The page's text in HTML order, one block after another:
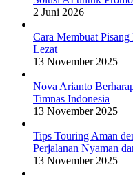
2 Juni 2026
Cara Membuat
Lezat
13 November 2025
Nova Arianto
Timnas Indonesia
13 November 2025
Tips Touring Aman
Perjalanan Nyaman
13 November 2025